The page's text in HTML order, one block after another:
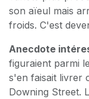
son aïeul mais
froids. C'est
Anecdote
figuraient parmi
s'en faisait livrer
Downing Street.